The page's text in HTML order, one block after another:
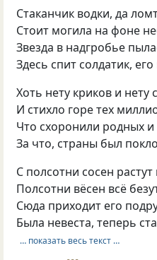
Стаканчик водки, да
Стоит могила на фоне
Звезда в надгробье
Здесь спит солдатик, его
Хоть нету криков и нету
И стихло горе тех
Что схоронили родных и
За что, страны был
С полсотни сосен
Полсотни вёсен всё
Сюда приходит его
Была невеста, теперь
… показать весь текст …